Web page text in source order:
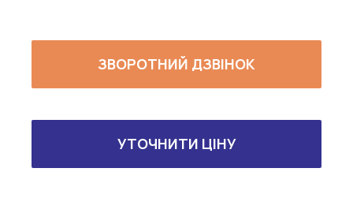
ЗВОРОТНИЙ ДЗВІНОК
УТОЧНИТИ ЦІНУ